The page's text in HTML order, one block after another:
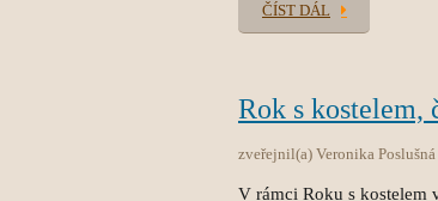
ČÍST DÁL
Rok s kostelem,
zveřejnil(a) Veronika Poslušná
V rámci Roku s kostelem